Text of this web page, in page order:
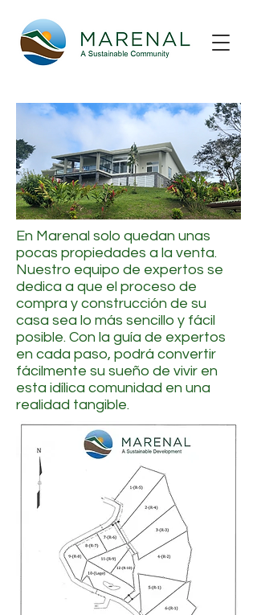
En Marenal solo quedan unas
pocas propiedades a la venta.
Nuestro equipo de expertos se
dedica a que el proceso de
compra y construcción de su
casa sea lo más sencillo y fácil
posible. Con la guía de expertos
en cada paso, podrá convertir
fácilmente su sueño de vivir en
esta idílica comunidad en una
realidad tangible.